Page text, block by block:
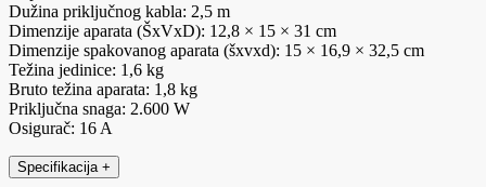
Dužina priključnog kabla: 2,5 m
Dimenzije aparata (ŠxVxD): 12,8 × 15 × 31 cm
Dimenzije spakovanog aparata (šxvxd): 15 × 16,9 × 32,5 cm
Težina jedinice: 1,6 kg
Bruto težina aparata: 1,8 kg
Priključna snaga: 2.600 W
Osigurač: 16 A
Specifikacija +